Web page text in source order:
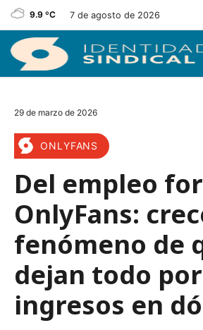
9.9 ºC 7 de agosto de 2026
29 de marzo de 2026
ONLYFANS
Del empleo
OnlyFans:
fenómeno de
dejan todo por
ingresos en